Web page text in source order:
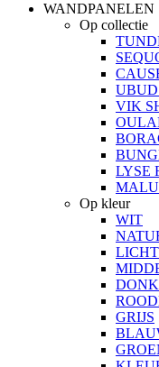
WANDPANELEN
Op collectie
VIK
LYSE
Op kleur
WIT
GRIJS